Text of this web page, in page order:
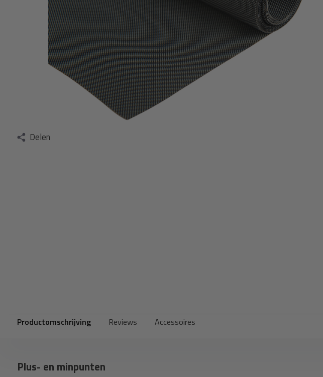
Delen
Productomschrijving Reviews Accessoires
Plus- en minpunten